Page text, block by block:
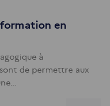
en
à
de permettre aux